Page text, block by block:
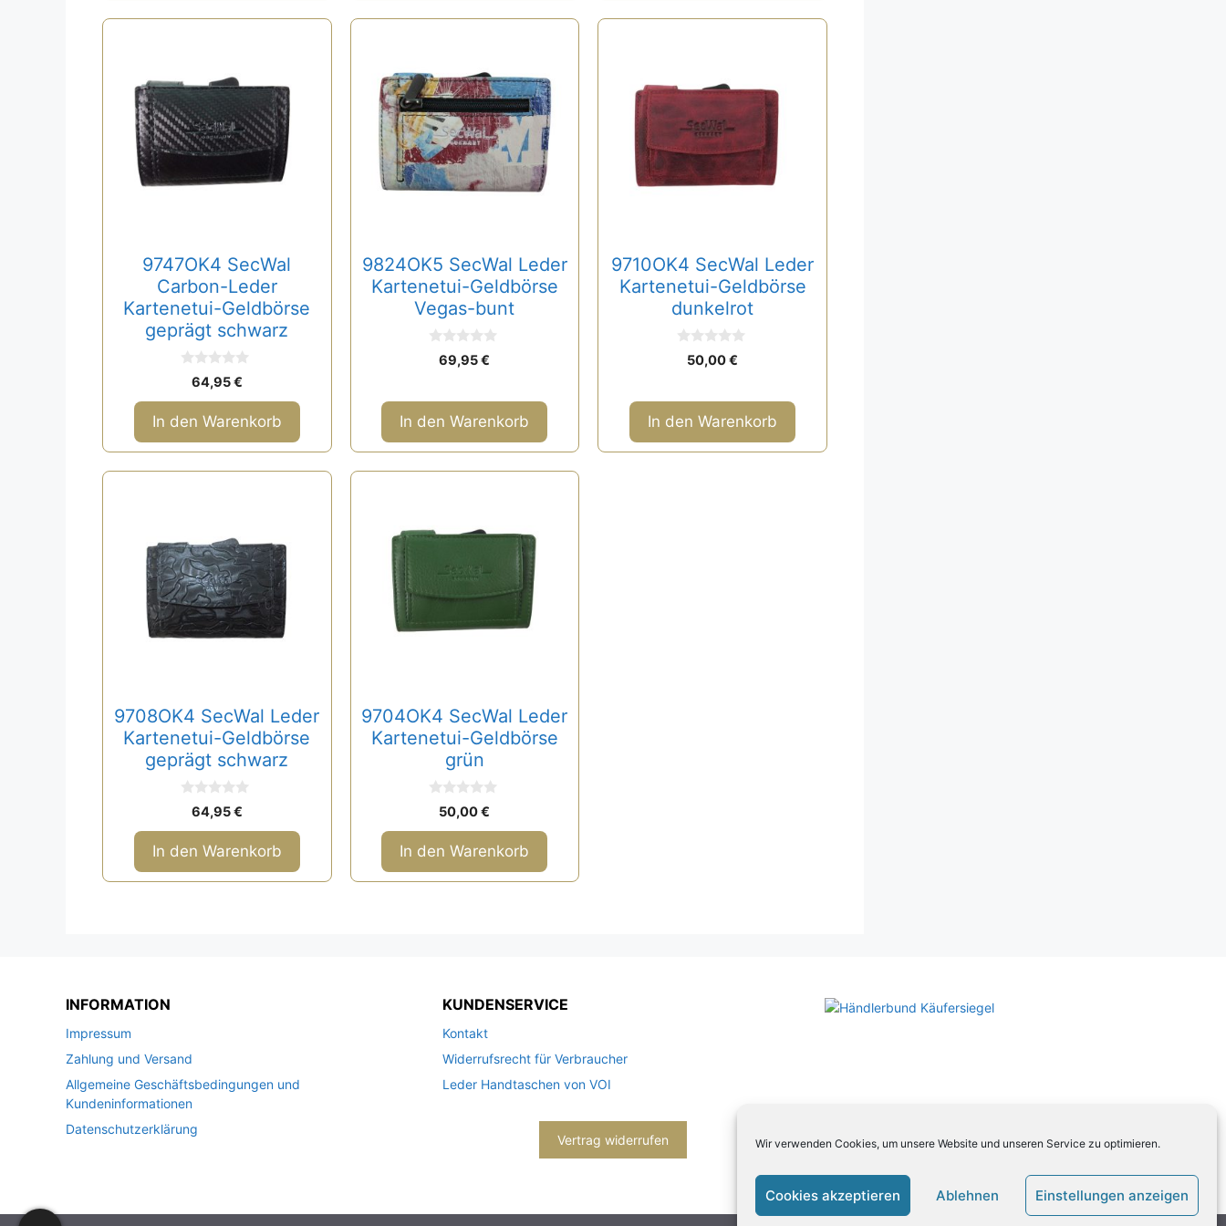
Wir verwenden Cookies, um unsere Website und unseren Service zu optimieren.
Cookies akzeptieren Ablehnen Einstellungen anzeigen
9747OK4 SecWal
Carbon-Leder
Kartenetui-Geldbörse
geprägt schwarz
o
5
64,95€
In den Warenkorb
9824OK5 SecWal Leder
Kartenetui-Geldbörse
Vegas-bunt
5
69,95€
In den Warenkorb
9710OK4 SecWal Leder
Kartenetui-Geldbörse
dunkelrot
5
50,00€
In den Warenkorb
9708OK4 SecWal Leder
Kartenetui-Geldbörse
geprägt schwarz
o
n
5
64,95€
In den Warenkorb
9704OK4 SecWal Leder
Kartenetui-Geldbörse
grün
o
n
5
50,00€
In den Warenkorb
INFORMATION
Impressum
Zahlung und Versand
Allgemeine Geschäftsbedingungen und
Kundeninformationen
Datenschutzerklärung
KUNDENSERVICE
Kontakt
Widerrufsrecht für Verbraucher
Leder Handtaschen von VOI
Vertrag widerrufen